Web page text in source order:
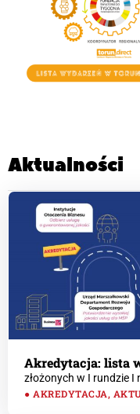
Aktualności
Akredytacja: lista
złożonych w I rundzie I
AKREDYTACJA,